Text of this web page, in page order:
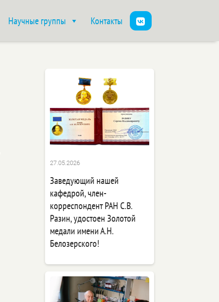
Научные группы Контакты
27.05.2026
Заведующий нашей
кафедрой, член-
корреспондент РАН С.В.
Разин, удостоен Золотой
медали имени А.Н.
Белозерского!